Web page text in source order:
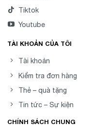
Tiktok
Youtube
TÀI KHOẢN CỦA TÔI
Tài khoản
Kiểm tra đơn hàng
Thẻ – quà tặng
Tin tức – Sự kiện
CHÍNH SÁCH CHUNG